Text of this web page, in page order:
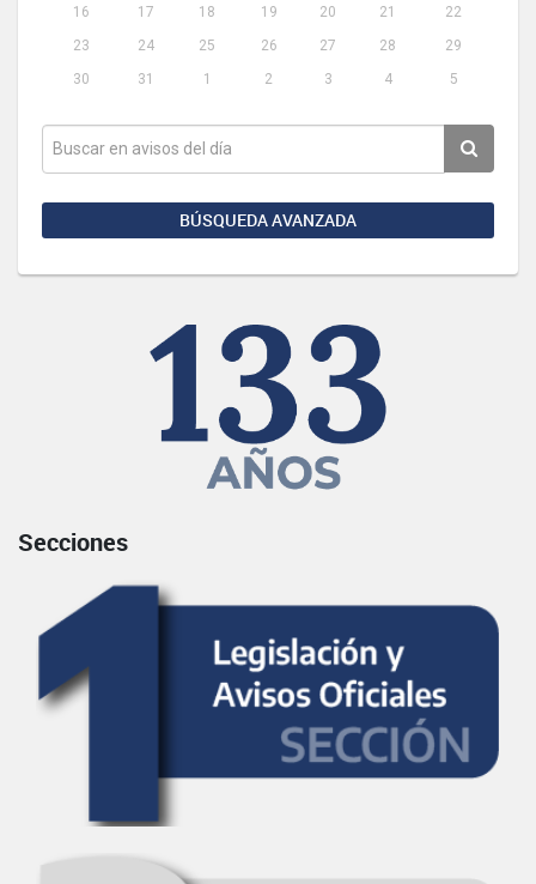
16
17 18 19 20 21
22
23
24 25 26 27 28
29
30
31 1 2 3 4 5
BÚSQUEDA AVANZADA
Secciones